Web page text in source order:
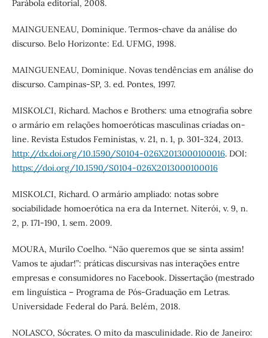
Parábola editorial, 2008.
MAINGUENEAU, Dominique. Termos-chave da análise do
discurso. Belo Horizonte: Ed. UFMG, 1998.
MAINGUENEAU, Dominique. Novas tendências em análise do
discurso. Campinas-SP, 3. ed. Pontes, 1997.
MISKOLCI, Richard. Machos e Brothers: uma etnografia sobre
o armário em relações homoeróticas masculinas criadas on-
line. Revista Estudos Feministas, v. 21, n. 1, p. 301-324, 2013.
http://dx.doi.org/10.1590/S0104-026X2013000100016. DOI:
https://doi.org/10.1590/S0104-026X2013000100016
MISKOLCI, Richard. O armário ampliado: notas sobre
sociabilidade homoerótica na era da Internet. Niterói, v. 9, n.
2, p. 171-190, 1. sem. 2009.
MOURA, Murilo Coelho. “Não queremos que se sinta assim!
Vamos te ajudar!”: práticas discursivas nas interações entre
empresas e consumidores no Facebook. Dissertação (mestrado
em linguística – Programa de Pós-Graduação em Letras.
Universidade Federal do Pará. Belém, 2018.
NOLASCO, Sócrates. O mito da masculinidade. Rio de Janeiro: